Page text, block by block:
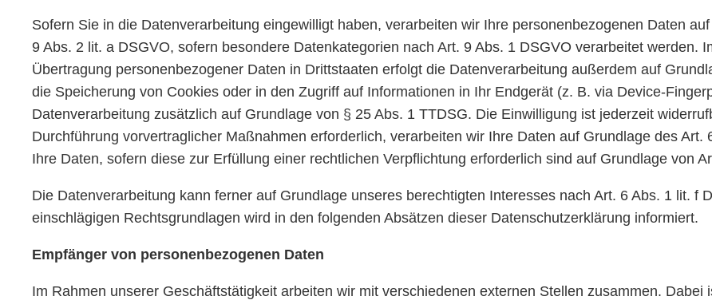
Sofern Sie in die Datenverarbeitung eingewilligt haben, verarbeiten wir Ihre personenbezogenen Daten
9 Abs. 2 lit. a DSGVO, sofern besondere Datenkategorien nach Art. 9 Abs. 1 DSGVO verarbeitet werden.
Übertragung personenbezogener Daten in Drittstaaten erfolgt die Datenverarbeitung außerdem auf
die Speicherung von Cookies oder in den Zugriff auf Informationen in Ihr Endgerät (z. B. via Device-
Datenverarbeitung zusätzlich auf Grundlage von § 25 Abs. 1 TTDSG. Die Einwilligung ist jederzeit
Durchführung vorvertraglicher Maßnahmen erforderlich, verarbeiten wir Ihre Daten auf Grundlage des
Ihre Daten, sofern diese zur Erfüllung einer rechtlichen Verpflichtung erforderlich sind auf Grundlage von
Die Datenverarbeitung kann ferner auf Grundlage unseres berechtigten Interesses nach Art. 6 Abs. 1 lit. f
einschlägigen Rechtsgrundlagen wird in den folgenden Absätzen dieser Datenschutzerklärung informiert.
Empfänger von personenbezogenen Daten
Im Rahmen unserer Geschäftstätigkeit arbeiten wir mit verschiedenen externen Stellen zusammen. Dabei